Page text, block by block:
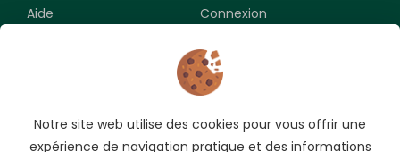
Aide
Connexion
Souscrivez pour recevoir les meilleures opportunités.
Notre site web utilise des cookies pour vous offrir une
expérience de navigation pratique et des informations